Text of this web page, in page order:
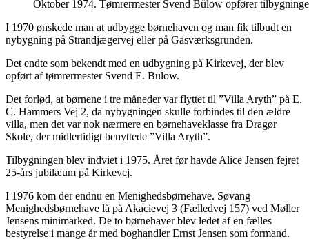
Oktober 1974. Tømrermester Svend Bülow opfører
I 1970 ønskede man at udbygge børnehaven og man fik tilbudt en
nybygning på Strandjægervej eller på Gasværksgrunden.
Det endte som bekendt med en udbygning på Kirkevej, der blev
opført af tømrermester Svend E. Bülow.
Det forlød, at børnene i tre måneder var flyttet til ”Villa Aryth” på E.
C. Hammers Vej 2, da nybygningen skulle forbindes til den ældre
villa, men det var nok nærmere en børnehaveklasse fra Dragør
Skole, der midlertidigt benyttede ”Villa Aryth”.
Tilbygningen blev indviet i 1975. Året før havde Alice Jensen fejret
25-års jubilæum på Kirkevej.
I 1976 kom der endnu en Menighedsbørnehave. Søvang
Menighedsbørnehave lå på Akacievej 3 (Fælledvej 157) ved Møller
Jensens minimarked. De to børnehaver blev ledet af en fælles
bestyrelse i mange år med boghandler Ernst Jensen som formand.